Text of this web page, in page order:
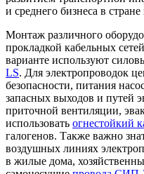
и среднего бизнеса в
Монтаж различного
прокладкой кабельных
варианте используют
LS. Для электропроводок
безопасности, питания
запасных выходов и путей
приточной вентиляции,
использовать огнестойкий
галогенов. Также важно
воздушных линиях
в жилые дома,